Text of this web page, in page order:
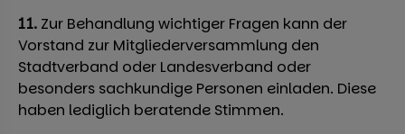
11. Zur Behandlung wichtiger Fragen kann der
Vorstand zur Mitgliederversammlung den
Stadtverband oder Landesverband oder
besonders sachkundige Personen einladen. Diese
haben lediglich beratende Stimmen.